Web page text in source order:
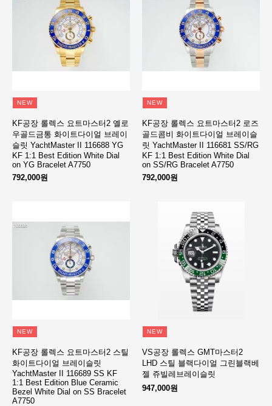
NEW
KF공장 롤렉스 요트마스터2 옐로
우골드금통 화이트다이얼 브레이
슬릿 YachtMaster II 116688 YG
KF 1:1 Best Edition White Dial
on YG Bracelet A7750
792,000원
NEW
KF공장 롤렉스 요트마스터2 로즈
골드콤비 화이트다이얼 브레이슬
릿 YachtMaster II 116681 SS/RG
KF 1:1 Best Edition White Dial
on SS/RG Bracelet A7750
792,000원
NEW
KF공장 롤렉스 요트마스터2 스틸
화이트다이얼 브레이슬릿
YachtMaster II 116689 SS KF
1:1 Best Edition Blue Ceramic
Bezel White Dial on SS Bracelet
A7750
NEW
VS공장 롤렉스 GMT마스터2
LHD 스틸 블랙다이얼 그린블랙베
젤 쥬빌레브레이슬릿
947,000원